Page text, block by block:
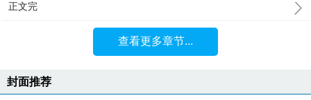
正文完
查看更多章节...
封面推荐